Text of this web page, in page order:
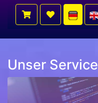
Unser Service